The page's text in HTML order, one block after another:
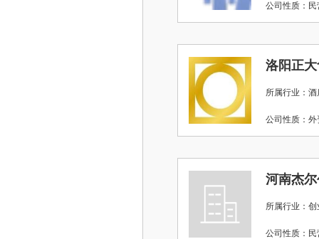
公司性质
洛阳正
所属行业：酒
公司性质
河南杰
所属行业：
公司性质